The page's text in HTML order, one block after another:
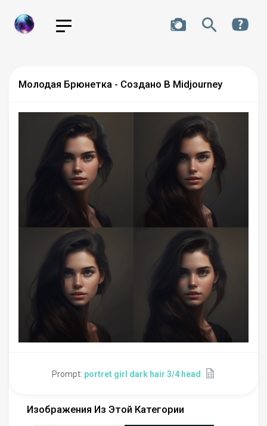
Молодая Брюнетка - Создано В Midjourney
Prompt: portret girl dark hair 3/4 head
Изображения Из Этой Категории